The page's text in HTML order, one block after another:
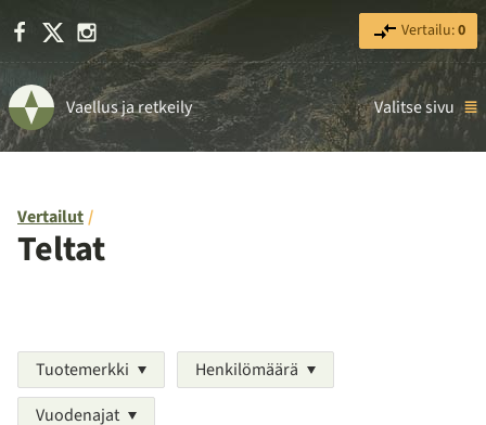
Facebook Instagram Vertailu:0
Vaellus ja retkeily Valitse sivu
Vertailut
Teltat
Tuotemerkki
Henkilömäärä
Vuodenajat